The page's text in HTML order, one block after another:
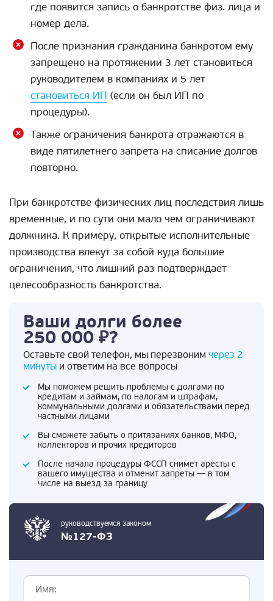
где появится запись о банкротстве физ. лица и
номер дела.
После признания гражданина банкротом ему
запрещено на протяжении 3 лет становиться
руководителем в компаниях и 5 лет
становиться ИП (если он был ИП по
процедуры).
Также ограничения банкрота отражаются в
виде пятилетнего запрета на списание долгов
повторно.
При банкротстве физических лиц последствия лишь
временные, и по сути они мало чем ограничивают
должника. К примеру, открытые исполнительные
производства влекут за собой куда большие
ограничения, что лишний раз подтверждает
целесообразность банкротства.
руководствуемся законом
№127-ФЗ
Ваши долги более
250 000 ₽?
Оставьте свой телефон, мы перезвоним через 2
минуты и ответим на все вопросы
Мы поможем решить проблемы с долгами по
кредитам и займам, по налогам и штрафам,
коммунальными долгами и обязательствами перед
частными лицами
Вы сможете забыть о притязаниях банков, МФО,
коллекторов и прочих кредиторов
После начала процедуры ФССП снимет аресты с
вашего имущества и отменит запреты — в том
числе на выезд за границу